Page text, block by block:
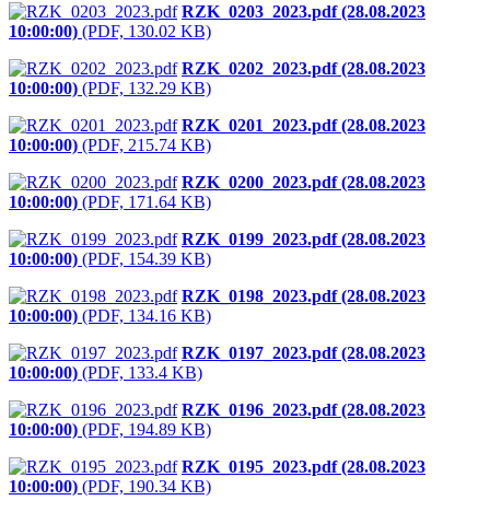
RZK_0203_2023.pdf (28.08.2023
10:00:00) (PDF, 130.02 KB)
RZK_0202_2023.pdf (28.08.2023
10:00:00) (PDF, 132.29 KB)
RZK_0201_2023.pdf (28.08.2023
10:00:00) (PDF, 215.74 KB)
RZK_0200_2023.pdf (28.08.2023
10:00:00) (PDF, 171.64 KB)
RZK_0199_2023.pdf (28.08.2023
10:00:00) (PDF, 154.39 KB)
RZK_0198_2023.pdf (28.08.2023
10:00:00) (PDF, 134.16 KB)
RZK_0197_2023.pdf (28.08.2023
10:00:00) (PDF, 133.4 KB)
RZK_0196_2023.pdf (28.08.2023
10:00:00) (PDF, 194.89 KB)
RZK_0195_2023.pdf (28.08.2023
10:00:00) (PDF, 190.34 KB)